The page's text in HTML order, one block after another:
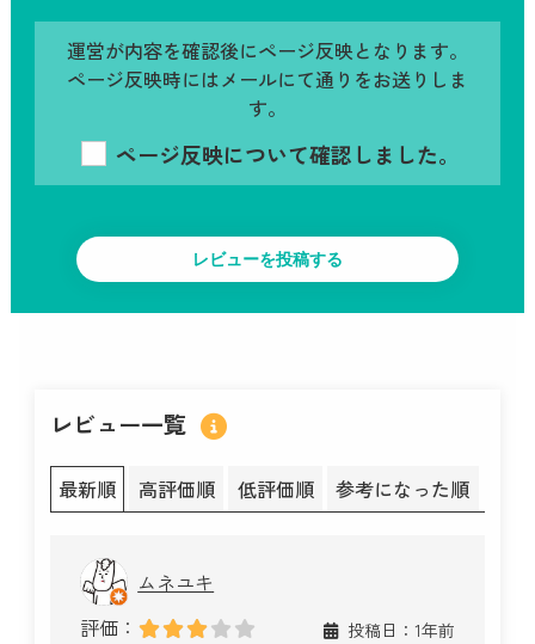
運営が内容を確認後にページ反映となります。
ページ反映時にはメールにて通りをお送りしま
す。
ページ反映について確認しました。
レビュー一覧
最新順 高評価順 低評価順 参考になった順
ムネユキ
評価：
投稿日：1年前